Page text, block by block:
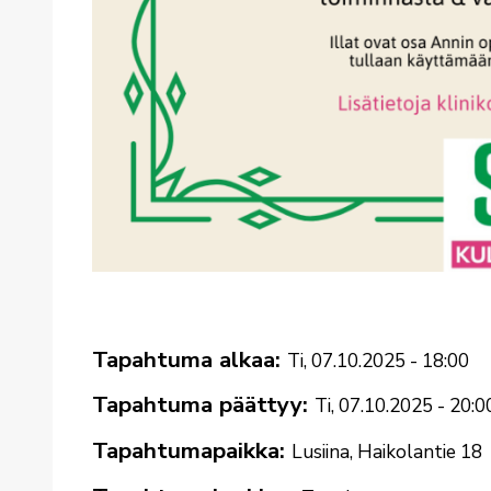
Tapahtuma alkaa Ti, 07.10.2025 - 18:00
Tapahtuma päättyy Ti, 07.10.2025 -
Tapahtumapaikka Lusiina, Haikolantie 18